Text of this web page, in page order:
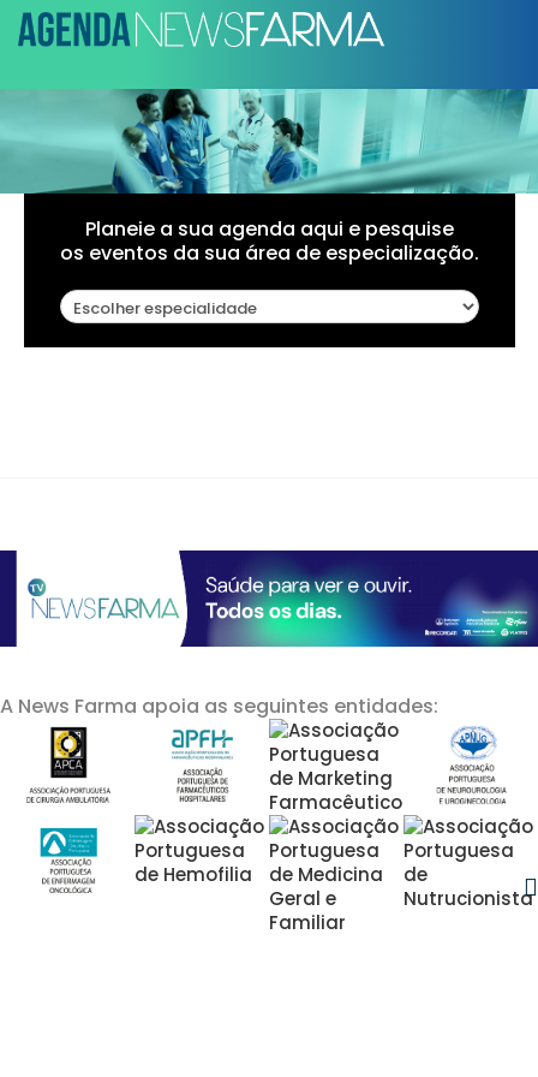
Planeie a sua agenda aqui e pesquise
os eventos da sua área de especialização.
A News Farma apoia as seguintes entidades: